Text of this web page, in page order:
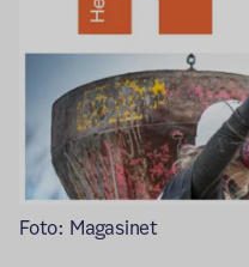
Foto: Magasinet